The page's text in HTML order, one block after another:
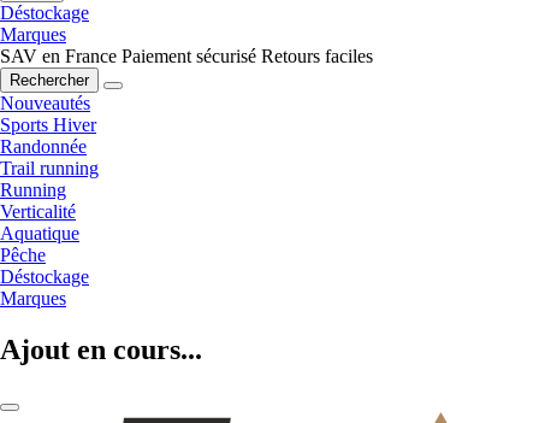
Déstockage
Marques
SAV en France Paiement sécurisé Retours faciles
Rechercher
Nouveautés
Sports Hiver
Randonnée
Trail running
Running
Verticalité
Aquatique
Pêche
Déstockage
Marques
Ajout en cours...